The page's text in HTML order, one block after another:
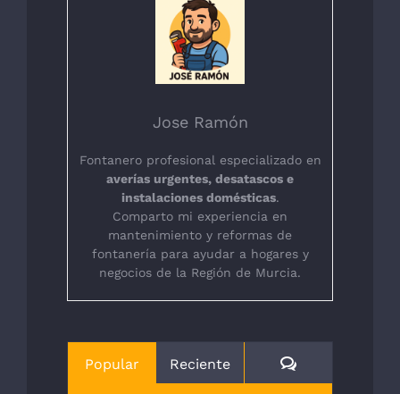
Jose Ramón
Fontanero profesional especializado en
averías urgentes, desatascos e
instalaciones domésticas.
Comparto mi experiencia en
mantenimiento y reformas de
fontanería para ayudar a hogares y
negocios de la Región de Murcia.
Popular Reciente Comentarios